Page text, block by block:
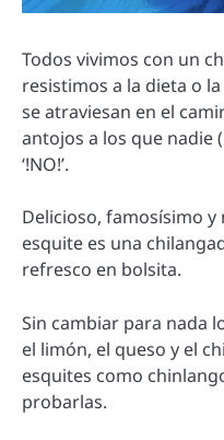
Todos vivimos con un
resistimos a la dieta o
se atraviesan en el
antojos a los que nadie
‘!NO!’.
Delicioso, famosísimo
esquite es una
refresco en bolsita.
Sin cambiar para nada
el limón, el queso y el
esquites como
probarlas.